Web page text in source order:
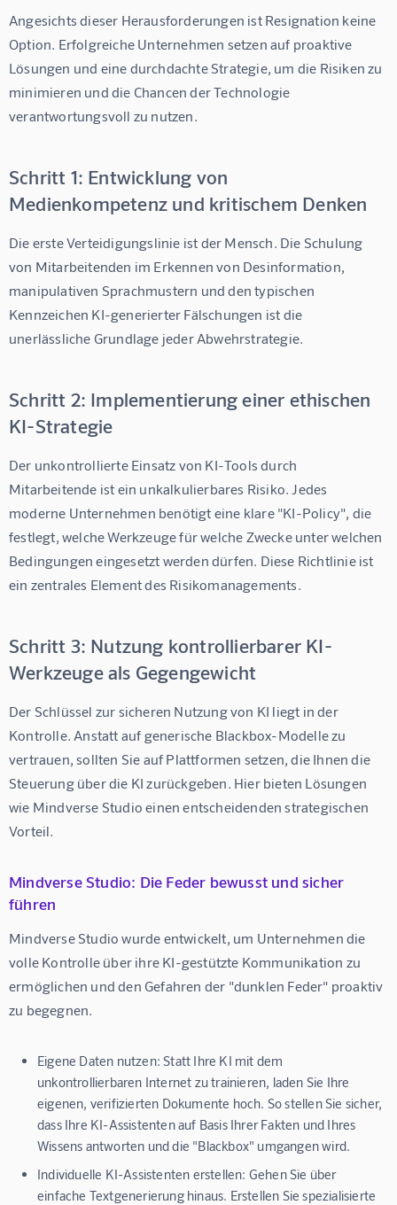
Angesichts dieser Herausforderungen ist Resignation keine
Option. Erfolgreiche Unternehmen setzen auf proaktive
Lösungen und eine durchdachte Strategie, um die Risiken zu
minimieren und die Chancen der Technologie
verantwortungsvoll zu nutzen.
Schritt 1: Entwicklung von
Medienkompetenz und kritischem Denken
Die erste Verteidigungslinie ist der Mensch. Die Schulung
von Mitarbeitenden im Erkennen von Desinformation,
manipulativen Sprachmustern und den typischen
Kennzeichen KI-generierter Fälschungen ist die
unerlässliche Grundlage jeder Abwehrstrategie.
Schritt 2: Implementierung einer ethischen
KI-Strategie
Der unkontrollierte Einsatz von KI-Tools durch
Mitarbeitende ist ein unkalkulierbares Risiko. Jedes
moderne Unternehmen benötigt eine klare "KI-Policy", die
festlegt, welche Werkzeuge für welche Zwecke unter welchen
Bedingungen eingesetzt werden dürfen. Diese Richtlinie ist
ein zentrales Element des Risikomanagements.
Schritt 3: Nutzung kontrollierbarer KI-
Werkzeuge als Gegengewicht
Der Schlüssel zur sicheren Nutzung von KI liegt in der
Kontrolle. Anstatt auf generische Blackbox-Modelle zu
vertrauen, sollten Sie auf Plattformen setzen, die Ihnen die
Steuerung über die KI zurückgeben. Hier bieten Lösungen
wie Mindverse Studio einen entscheidenden strategischen
Vorteil.
Mindverse Studio: Die Feder bewusst und sicher
führen
Mindverse Studio wurde entwickelt, um Unternehmen die
volle Kontrolle über ihre KI-gestützte Kommunikation zu
ermöglichen und den Gefahren der "dunklen Feder" proaktiv
zu begegnen.
Eigene Daten nutzen: Statt Ihre KI mit dem
unkontrollierbaren Internet zu trainieren, laden Sie Ihre
eigenen, verifizierten Dokumente hoch. So stellen Sie sicher,
dass Ihre KI-Assistenten auf Basis Ihrer Fakten und Ihres
Wissens antworten und die "Blackbox" umgangen wird.
Individuelle KI-Assistenten erstellen: Gehen Sie über
einfache Textgenerierung hinaus. Erstellen Sie spezialisierte